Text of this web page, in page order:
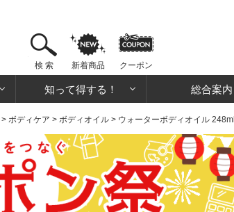
検 索 新着商品 クーポン
知って得する！ 総合案内
> ボディケア > ボディオイル > ウォーターボディオイル 248ml